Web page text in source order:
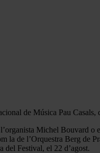
de Música Pau
Michel Bouvard o
la de l’Orquestra Berg de
del Festival, el 22 d’agost.